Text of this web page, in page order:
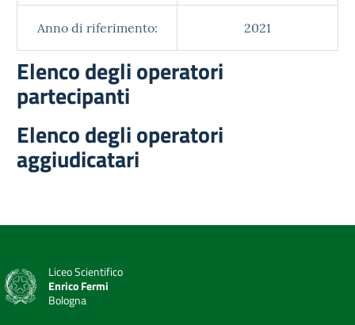
Anno di riferimento: 2021
Elenco degli operatori
partecipanti
Elenco degli operatori
aggiudicatari
Liceo Scientifico
Enrico Fermi
Bologna